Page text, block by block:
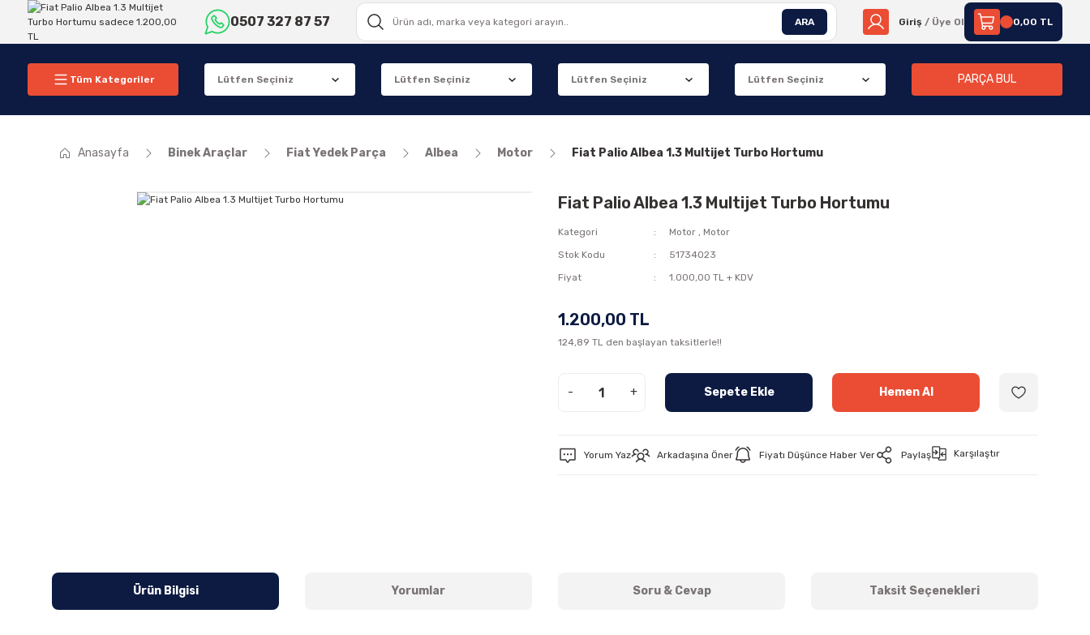
0507 327 87 57 ARA Giriş / Üye Ol 0,00 TL
Tüm Kategoriler PARÇA BUL
Anasayfa Binek Araçlar Fiat Yedek Parça Albea Motor Fiat Palio Albea 1.3 Multijet Turbo Hortumu
Fiat Palio Albea 1.3 Multijet Turbo Hortumu
Kategori Motor , Motor
Stok Kodu
51734023
Fiyat
1.000,00 TL + KDV
1.200,00 TL
124,89 TL den başlayan taksitlerle!!
- + Sepete Ekle Hemen Al
Yorum Yaz Arkadaşına Öner Fiyatı Düşünce Haber Ver Paylaş Karşılaştır
Ürün Bilgisi Yorumlar Soru & Cevap Taksit Seçenekleri